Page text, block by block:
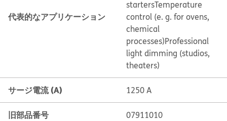
代表的なアプリケーション
startersTemperature
control (e. g. for ovens,
chemical
processes)Professional
light dimming (studios,
theaters)
サージ電流 (A) 1250 A
旧部品番号 07911010